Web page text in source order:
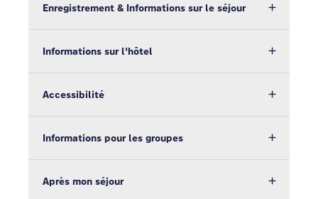
Enregistrement & Informations sur le séjour
Informations sur l'hôtel
Accessibilité
Informations pour les groupes
Après mon séjour